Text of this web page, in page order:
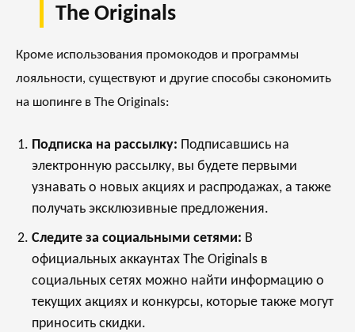
The Originals
Кроме использования промокодов и программы
лояльности, существуют и другие способы сэкономить
на шопинге в The Originals:
Подписка на рассылку: Подписавшись на
электронную рассылку, вы будете первыми
узнавать о новых акциях и распродажах, а также
получать эксклюзивные предложения.
Следите за социальными сетями: В
официальных аккаунтах The Originals в
социальных сетях можно найти информацию о
текущих акциях и конкурсы, которые также могут
приносить скидки.